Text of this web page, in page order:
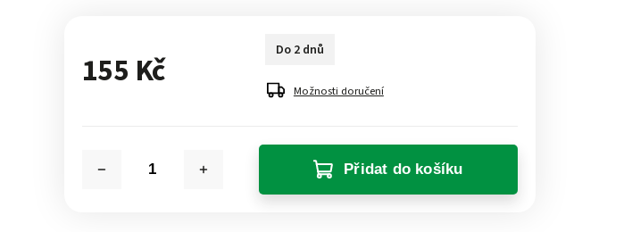
155 Kč
Do 2 dnů
Možnosti doručení
Přidat do košíku